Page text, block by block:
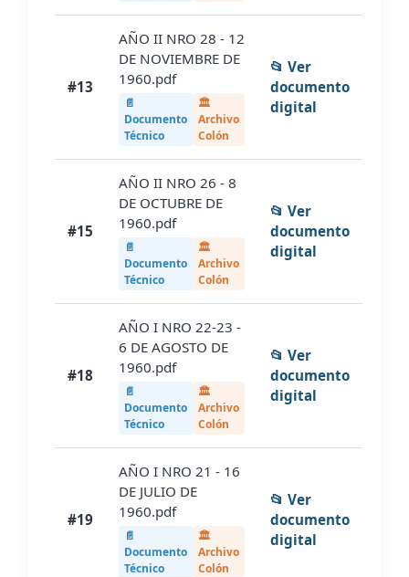
#13
AÑO II NRO 28 - 12
DE NOVIEMBRE DE
1960.pdf
📄
Documento
Técnico
🏛️
Archivo
Colón
📂 Ver
documento
digital
#15
AÑO II NRO 26 - 8
DE OCTUBRE DE
1960.pdf
📄
Documento
Técnico
🏛️
Archivo
Colón
📂 Ver
documento
digital
#18
AÑO I NRO 22-23 -
6 DE AGOSTO DE
1960.pdf
📄
Documento
Técnico
🏛️
Archivo
Colón
📂 Ver
documento
digital
#19
AÑO I NRO 21 - 16
DE JULIO DE
1960.pdf
📄
Documento
Técnico
🏛️
Archivo
Colón
📂 Ver
documento
digital